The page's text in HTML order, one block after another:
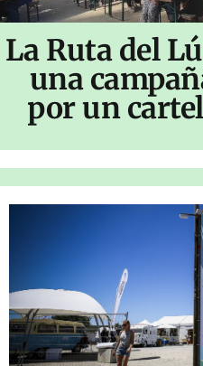
La Ruta del
una
por un